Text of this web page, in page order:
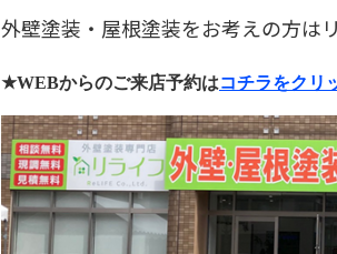
外壁塗装・屋根塗装をお考えの方は
★WEBからのご来店予約はコチラをクリ